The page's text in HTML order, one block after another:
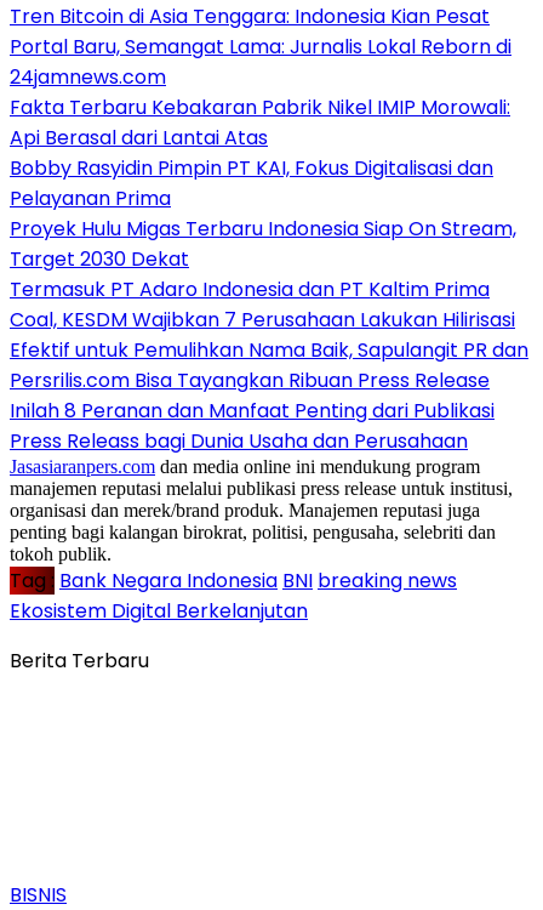
Tren Bitcoin di Asia Tenggara: Indonesia Kian Pesat
Portal Baru, Semangat Lama: Jurnalis Lokal Reborn di
24jamnews.com
Fakta Terbaru Kebakaran Pabrik Nikel IMIP Morowali:
Api Berasal dari Lantai Atas
Bobby Rasyidin Pimpin PT KAI, Fokus Digitalisasi dan
Pelayanan Prima
Proyek Hulu Migas Terbaru Indonesia Siap On Stream,
Target 2030 Dekat
Termasuk PT Adaro Indonesia dan PT Kaltim Prima
Coal, KESDM Wajibkan 7 Perusahaan Lakukan Hilirisasi
Efektif untuk Pemulihkan Nama Baik, Sapulangit PR dan
Persrilis.com Bisa Tayangkan Ribuan Press Release
Inilah 8 Peranan dan Manfaat Penting dari Publikasi
Press Releass bagi Dunia Usaha dan Perusahaan
Jasasiaranpers.com dan media online ini mendukung program
manajemen reputasi melalui publikasi press release untuk institusi,
organisasi dan merek/brand produk. Manajemen reputasi juga
penting bagi kalangan birokrat, politisi, pengusaha, selebriti dan
tokoh publik.
Tag : Bank Negara Indonesia BNI breaking news
Ekosistem Digital Berkelanjutan
Berita Terbaru
BISNIS